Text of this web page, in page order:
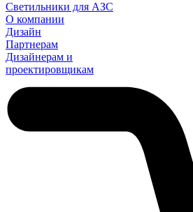
Светильники для АЗС
О компании
Дизайн
Партнерам
Дизайнерам и
проектировщикам